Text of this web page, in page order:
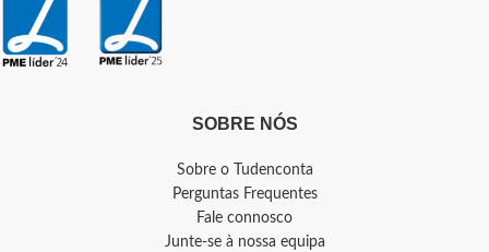
SOBRE NÓS
Sobre o Tudenconta
Perguntas Frequentes
Fale connosco
Junte-se à nossa equipa